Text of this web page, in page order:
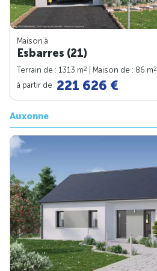
Maison à
Esbarres (21)
Terrain de : 1313 m2 | Maison de : 86 m2
à partir de 221 626 €
Auxonne